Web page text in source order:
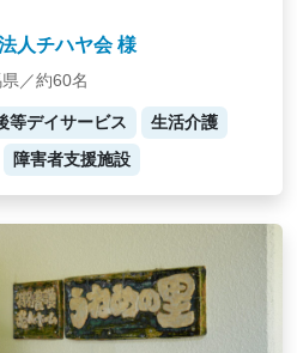
人チハヤ会 様
／約60名
等デイサービス
生活介護
障害者支援施設